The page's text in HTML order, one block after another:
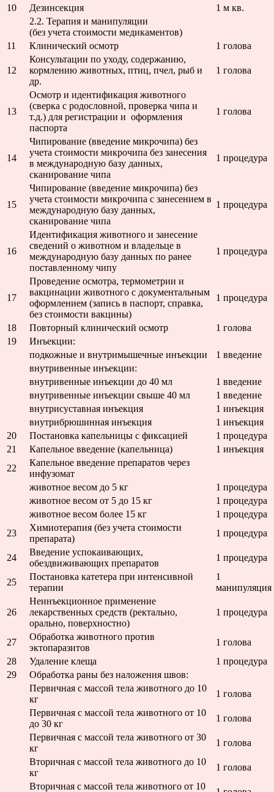
10
Дезинсекция
1 м кв.
2.2. Терапия и
(без учета стоимости медикаментов)
11
Клинический осмотр 1 голова
12
Консультации по уходу, содержанию,
кормлению животных, птиц, пчел, рыб и
др.
1 голова
13
Осмотр и идентификация животного
(сверка с родословной, проверка чипа и
т.д.) для регистрации и оформления
паспорта
1 голова
14
Чипирование (введение микрочипа) без
учета стоимости микрочипа без занесения
в международную базу данных,
сканирование чипа
1 процедура
15
Чипирование (введение микрочипа) без
учета стоимости микрочипа с занесением в
международную базу данных,
сканирование чипа
1 процедура
16
Идентификация животного и занесение
сведений о животном и владельце в
международную базу данных по ранее
поставленному чипу
1 процедура
17
Проведение осмотра, термометрии и
вакцинации животного с документальным
оформлением (запись в паспорт, справка,
без стоимости вакцины)
1 процедура
18 Повторный клинический осмотр
1 голова
19
Инъекции:
подкожные и внутримышечные инъекции
1 введение
внутривенные инъекции:
внутривенные инъекции до 40 мл
1 введение
внутривенные инъекции свыше 40 мл
1 введение
внутрисуставная инъекция
1 инъекция
внутрибрюшинная инъекция
1 инъекция
20
Постановка капельницы с фиксацией
1 процедура
21
Капельное введение (капельница)
1 инъекция
22
Капельное введение препаратов через
инфузомат
животное весом до 5 кг
1 процедура
животное весом от 5 до 15 кг
1 процедура
животное весом более 15 кг
1 процедура
23
Химиотерапия (без учета стоимости
препарата)
1 процедура
24
Введение успокаивающих,
обездвиживающих препаратов
1 процедура
25
Постановка катетера при интенсивной
терапии
1
манипуляция
26
Неинъекционное применение
лекарственных средств (ректально,
орально, поверхностно)
1 процедура
27
Обработка животного против
эктопаразитов
1 голова
28
Удаление клеща
1 процедура
29
Обработка раны без наложения швов:
Первичная с массой тела животного до 10
кг
1 голова
Первичная с массой тела животного от 10
до 30 кг
1 голова
Первичная с массой тела животного от 30
кг
1 голова
Вторичная с массой тела животного до 10
кг
1 голова
Вторичная с массой тела животного от 10